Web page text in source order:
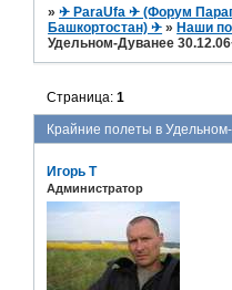
»✈ ParaUfa ✈ (Форум
Башкортостан) ✈ » Наши
Удельном-Дуванее
Крайние полеты в
Страница:1
Игорь Т
Администратор